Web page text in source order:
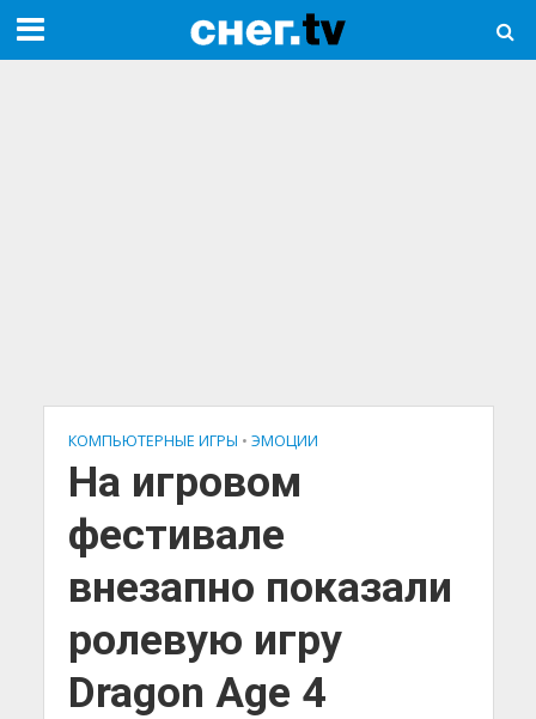
КОМПЬЮТЕРНЫЕ ИГРЫ • ЭМОЦИИ
На игровом
фестивале
внезапно показали
ролевую игру
Dragon Age 4